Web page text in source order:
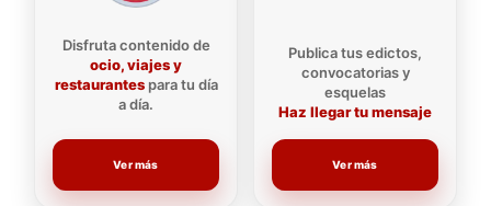
Disfruta contenido de
ocio, viajes y
restaurantespara tu día
a día.
Ver más
Publica tus edictos,
convocatorias y
esquelas
Haz llegar tu mensaje
Ver más